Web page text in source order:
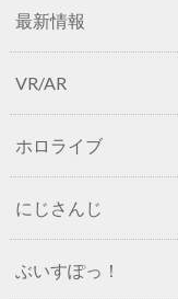
最新情報
VR/AR
ホロライブ
にじさんじ
ぶいすぽっ！